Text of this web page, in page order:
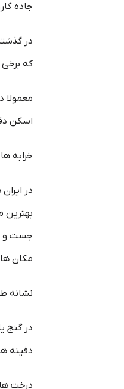
جاده
در
که
معمولا
اسکن دقیق
خرابه
در
بهترین
جست و
مکان
نشانه
در گنج
دفینه
درخت